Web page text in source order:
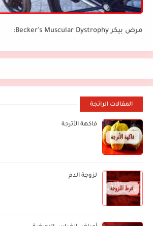
مرض بيكر Becker's Muscular Dystrophy:
المقالات الرائجة
فاكهة الأترجة
لزوجة الدم